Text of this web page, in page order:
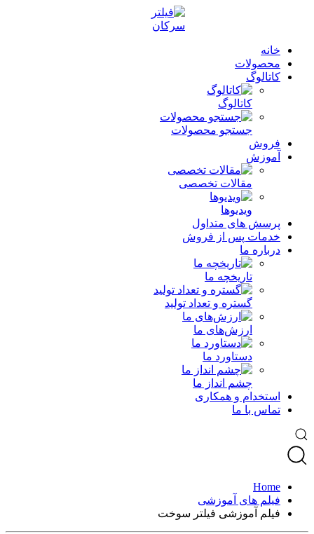
خانه
محصولات
کاتالوگ
کاتالوگ
جستجو محصولات
فروش
آموزش
مقالات تخصصی
ویدیوها
پرسش های متداول
خدمات پس از فروش
درباره ما
تاریخچه ما
گستره و تعداد تولید
ارزش‌های ما
دستاورد ما
چشم انداز ما
استخدام و همکاری
تماس با ما
Home
فیلم های آموزشی
فیلم آموزشی فیلتر سوخت